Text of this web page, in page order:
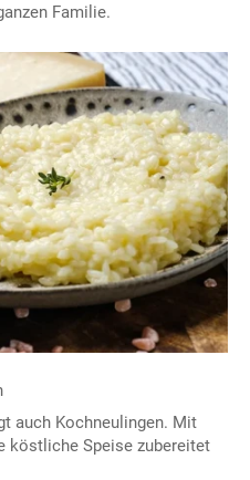
Familie.
auch Kochneulingen. Mit
köstliche Speise zubereitet